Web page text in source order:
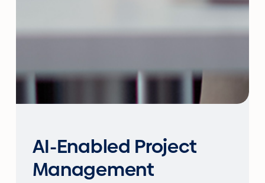
AI-Enabled Project
Management